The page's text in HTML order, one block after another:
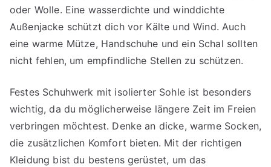
oder Wolle. Eine wasserdichte und winddichte
Außenjacke schützt dich vor Kälte und Wind. Auch
eine warme Mütze, Handschuhe und ein Schal sollten
nicht fehlen, um empfindliche Stellen zu schützen.
Festes Schuhwerk mit isolierter Sohle ist besonders
wichtig, da du möglicherweise längere Zeit im Freien
verbringen möchtest. Denke an dicke, warme Socken,
die zusätzlichen Komfort bieten. Mit der richtigen
Kleidung bist du bestens gerüstet, um das